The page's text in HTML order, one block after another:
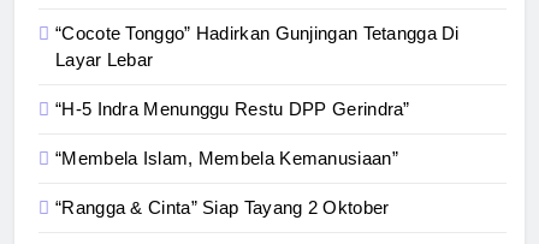
“Cocote Tonggo” Hadirkan Gunjingan Tetangga Di
Layar Lebar
“H-5 Indra Menunggu Restu DPP Gerindra”
“Membela Islam, Membela Kemanusiaan”
“Rangga & Cinta” Siap Tayang 2 Oktober